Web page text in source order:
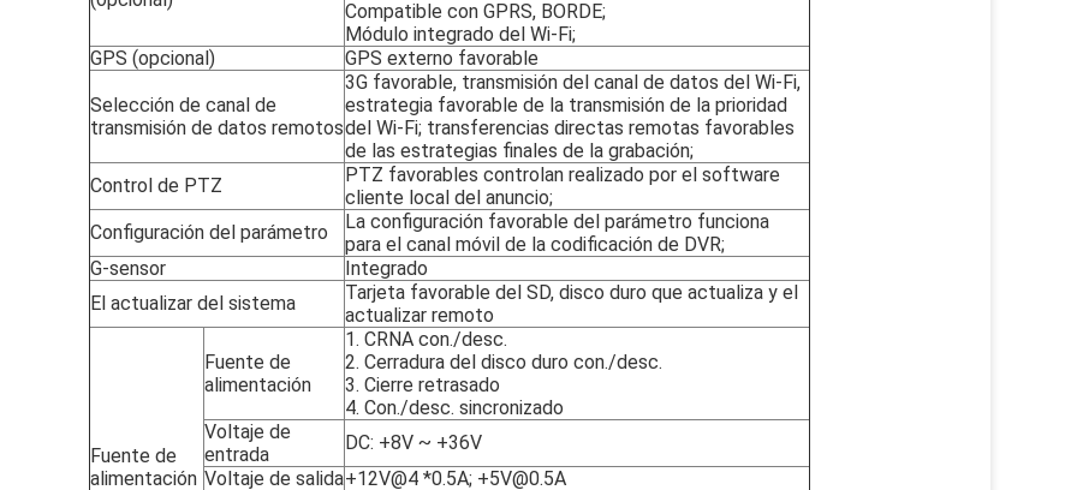
Compatible con GPRS, BORDE;
Módulo integrado del Wi-Fi;
GPS (opcional)
GPS externo favorable
Selección de canal de
transmisión de datos remotos
3G favorable, transmisión del canal de datos del Wi-Fi,
estrategia favorable de la transmisión de la prioridad
del Wi-Fi; transferencias directas remotas favorables
de las estrategias finales de la grabación;
Control de PTZ
PTZ favorables controlan realizado por el software
cliente local del anuncio;
Configuración del parámetro
La configuración favorable del parámetro funciona
para el canal móvil de la codificación de DVR;
G-sensor
Integrado
El actualizar del sistema
Tarjeta favorable del SD, disco duro que actualiza y el
actualizar remoto
Fuente de
alimentación
Fuente de
alimentación
1. CRNA con./desc.
2. Cerradura del disco duro con./desc.
3. Cierre retrasado
4. Con./desc. sincronizado
Voltaje de
entrada
DC: +8V ~ +36V
Voltaje de salida+12V@4 *0.5A; +5V@0.5A